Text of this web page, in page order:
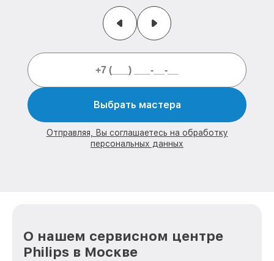
Выбрать мастера
Отправляя, Вы соглашаетесь на обработку
персональных данных
О нашем сервисном центре
Philips в Москве